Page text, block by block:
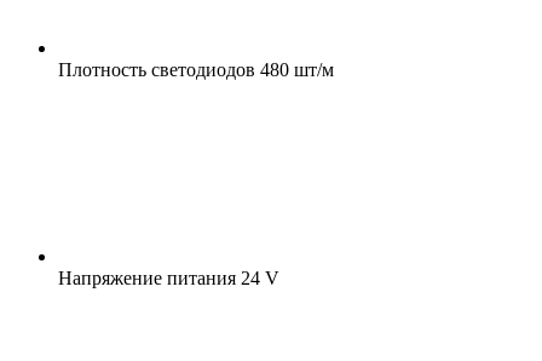
Плотность светодиодов 480 шт/м
Напряжение питания 24 V